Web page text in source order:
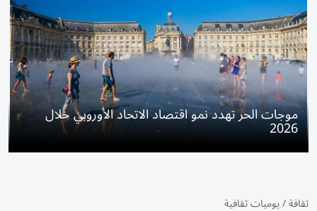
موجات الحر تهدد نمو اقتصاد الاتحاد الأوروبي خلال
2026
ثقافة/يوميات ثقافية